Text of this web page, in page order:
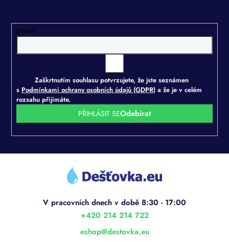
E-mail
Zaškrtnutím souhlasu potvrzujete, že jste seznámen
s Podmínkami ochrany osobních údajů (GDPR)a že je v celém
rozsahu přijímáte.
PŘIHLÁSIT SE
Z
eshop@destovka.eu
+420 214 214 722